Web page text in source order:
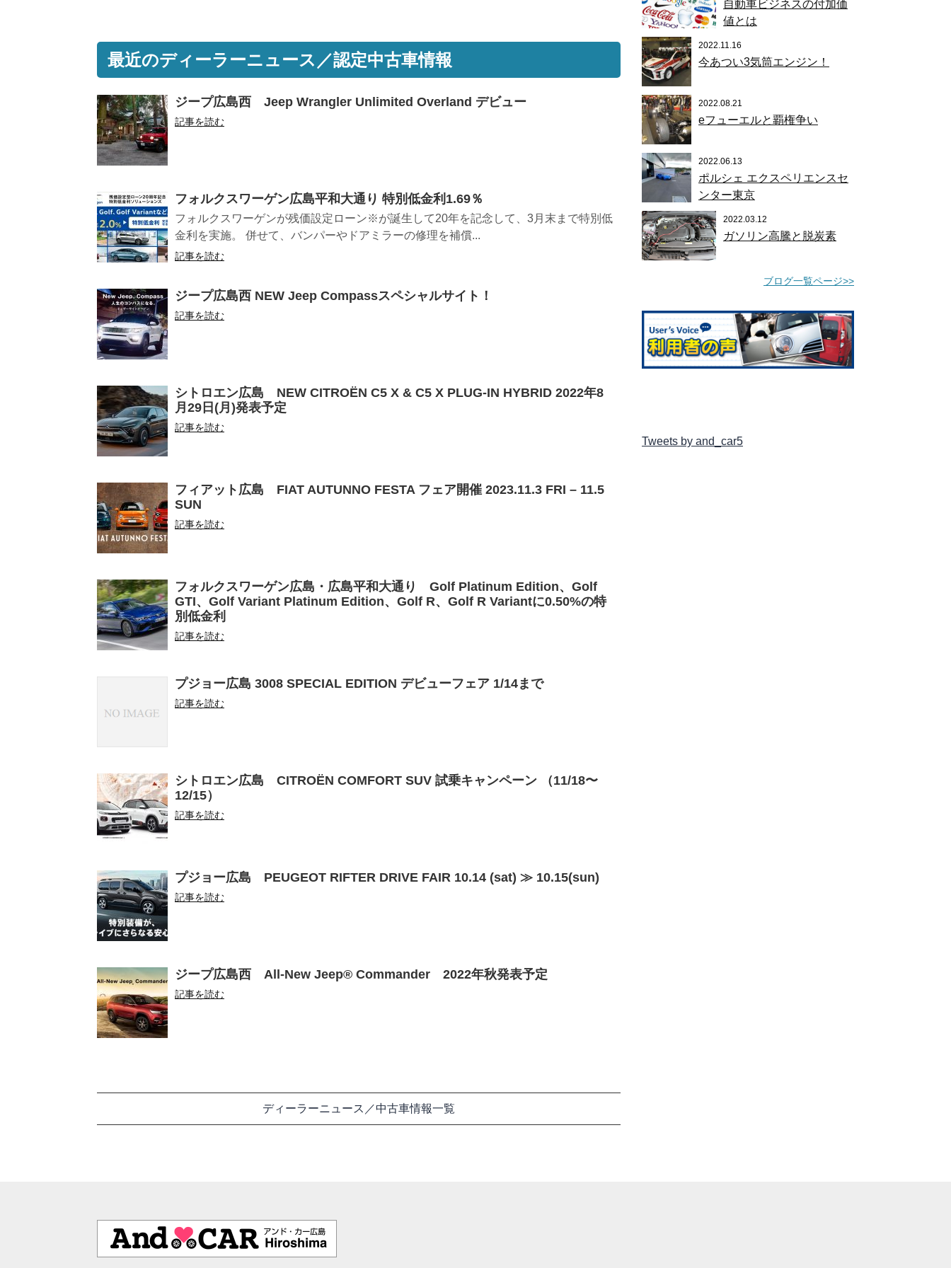
最近のディーラーニュース／認定中古車情報
ジープ広島西 Jeep Wrangler Unlimited Overland デビュー
記事を読む
フォルクスワーゲン広島平和大通り 特別低金利1.69％
フォルクスワーゲンが残価設定ローン※が誕生して20年を記念して、3月末まで特別低
金利を実施。 併せて、バンパーやドアミラーの修理を補償...
記事を読む
ジープ広島西 NEW Jeep Compassスペシャルサイト！
記事を読む
シトロエン広島 NEW CITROËN C5 X & C5 X PLUG-IN HYBRID 2022年8
月29日(月)発表予定
記事を読む
フィアット広島 FIAT AUTUNNO FESTA フェア開催 2023.11.3 FRI – 11.5
SUN
記事を読む
フォルクスワーゲン広島・広島平和大通り Golf Platinum Edition、Golf
GTI、Golf Variant Platinum Edition、Golf R、Golf R Variantに0.50%の特
別低金利
記事を読む
プジョー広島 3008 SPECIAL EDITION デビューフェア 1/14まで
記事を読む
シトロエン広島 CITROËN COMFORT SUV 試乗キャンペーン （11/18〜
12/15）
記事を読む
プジョー広島 PEUGEOT RIFTER DRIVE FAIR 10.14 (sat) ≫ 10.15(sun)
記事を読む
ジープ広島西 All-New Jeep® Commander 2022年秋発表予定
記事を読む
ディーラーニュース／中古車情報一覧
自動車ビジネスの付加価
値とは
2022.11.16
今あつい3気筒エンジン！
2022.08.21
eフューエルと覇権争い
2022.06.13
ポルシェ エクスペリエンスセ
ンター東京
2022.03.12
ガソリン高騰と脱炭素
ブログ一覧ページ>>
Tweets by and_car5